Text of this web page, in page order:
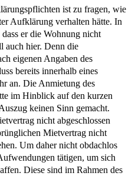
ist zu fragen, wie
Aufklärung verhalten hätte. In
er die Wohnung nicht
auch hier. Denn die
eigenen Angaben des
bereits innerhalb eines
an. Die Anmietung des
im Hinblick auf den kurzen
keinen Sinn gemacht.
nicht abgeschlossen
Mietvertrag nicht
Um daher nicht obdachlos
tätigen, um sich
Diese sind im Rahmen des